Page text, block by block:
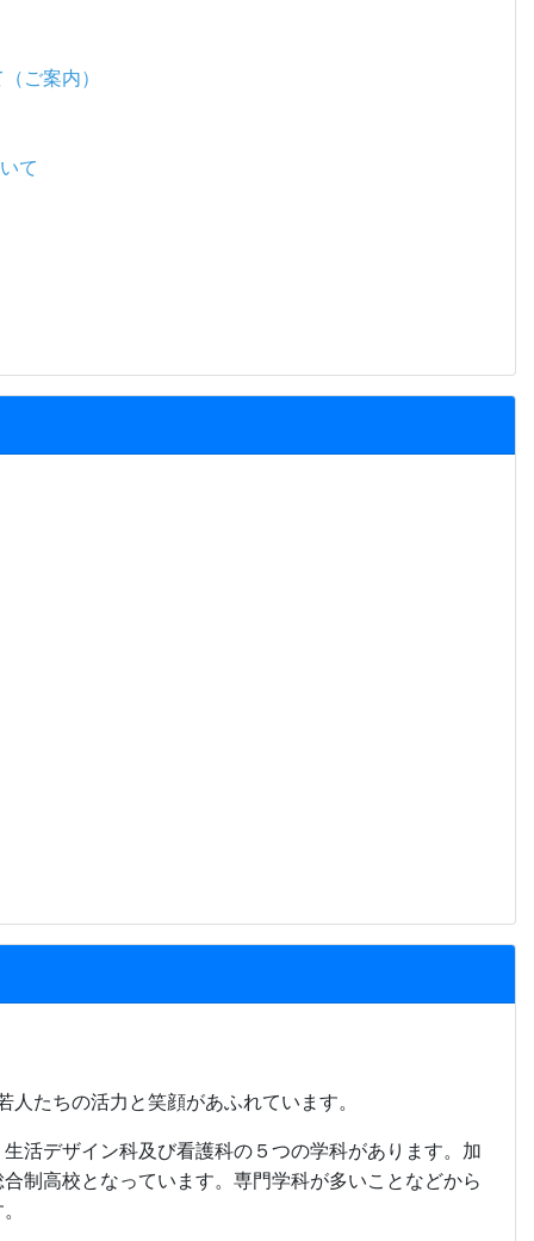
ご案内）
て
たちの活力と笑顔があふれています。
活デザイン科及び看護科の５つの学科があります。加
制高校となっています。専門学科が多いことなどから